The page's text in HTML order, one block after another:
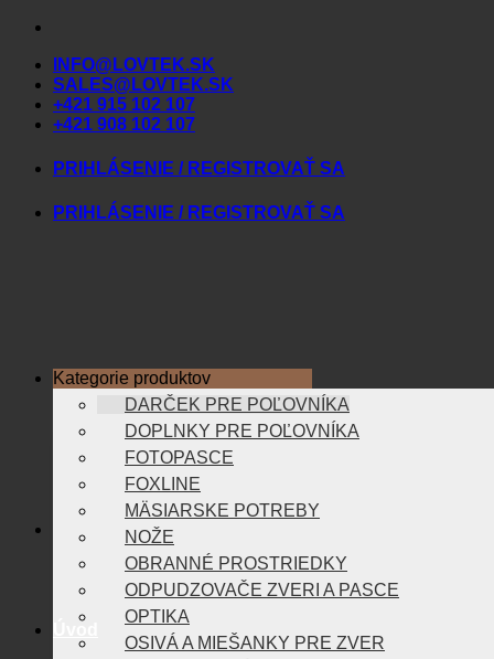
Skip
contentINFO@LOVTEK.SK
SALES@LOVTEK.SK
+421 915 102 107
+421 908 102 107
PRIHLÁSENIE / REGISTROVAŤ SA
PRIHLÁSENIE / REGISTROVAŤ SA
Kategorie produktov
DARČEK PRE POĽOVNÍKA
DOPLNKY PRE POĽOVNÍKA
FOTOPASCE
FOXLINE
MÄSIARSKE POTREBY
NOŽE
OBRANNÉ PROSTRIEDKY
ODPUDZOVAČE ZVERI A PASCE
OPTIKA
OSIVÁ A MIEŠANKY PRE ZVER